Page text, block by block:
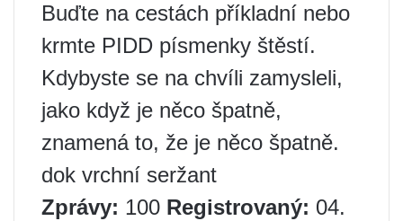
Buďte na cestách příkladní nebo
krmte PIDD písmenky štěstí.
Kdybyste se na chvíli zamysleli,
jako když je něco špatně,
znamená to, že je něco špatně.
dok vrchní seržant
Zprávy: 100 Registrovaný: 04.